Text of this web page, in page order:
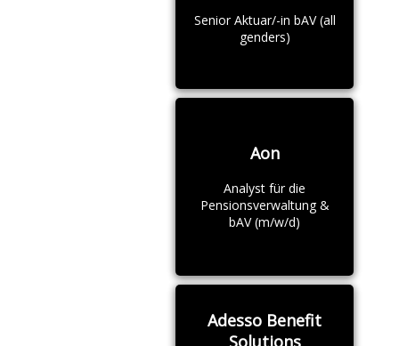
Senior Aktuar/-in bAV (all
genders)
Aon
Analyst für die
Pensionsverwaltung &
bAV (m/w/d)
Adesso Benefit